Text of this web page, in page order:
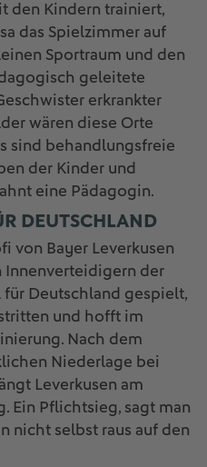
den Kindern trainiert,
das Spielzimmer auf
Sportraum und den
geleitete
erkrankter
wären diese Orte
sind behandlungsfreie
der Kinder und
eine Pädagogin.
DEUTSCHLAND
von Bayer Leverkusen
Innenverteidigern der
für Deutschland gespielt,
und hofft im
Nach dem
Niederlage bei
Leverkusen am
Ein Pflichtsieg, sagt man
nicht selbst raus auf den